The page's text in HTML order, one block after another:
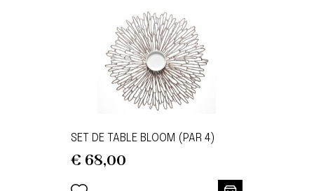
SET DE TABLE BLOOM (PAR 4)
€ 68,00